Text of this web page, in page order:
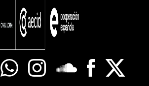
WhatsappInstagramSoundcloreFacebook
X